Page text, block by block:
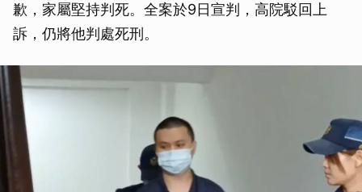
歉，家屬堅持判死。全案於9日宣判，高院駁回上
訴，仍將他判處死刑。